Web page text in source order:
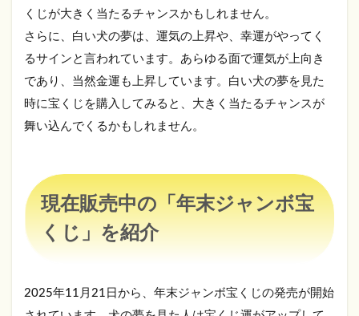
じが
と楽
しく
３つ
の買
方！
年末
ジャ
ンボ
末ジ
発売
期間
くじが大きく当たるチャンスかもしれません。
さらに、白い犬の夢は、運気の上昇や、幸運がやってく
るサインと言われています。あらゆる面で運気が上向き
であり、当然金運も上昇しています。白い犬の夢を見た
時に宝くじを購入してみると、大きく当たるチャンスが
舞い込んでくるかもしれません。
現在販売中の「年末ジャンボ宝
くじ」を紹介
2025年11月21日から、年末ジャンボ宝くじの発売が開始